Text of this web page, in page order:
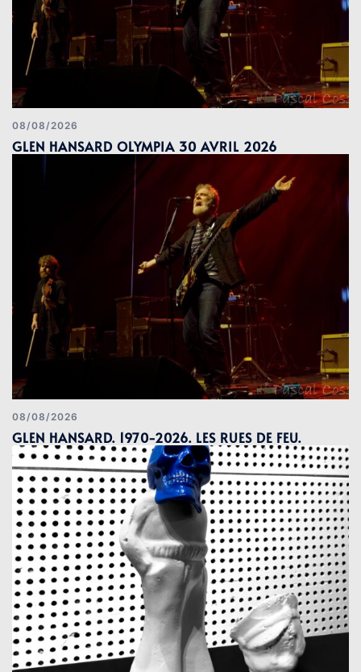
08/08/2026
GLEN HANSARD OLYMPIA 30 AVRIL 2026
08/08/2026
GLEN HANSARD. 1970-2026. LES RUES DE FEU.